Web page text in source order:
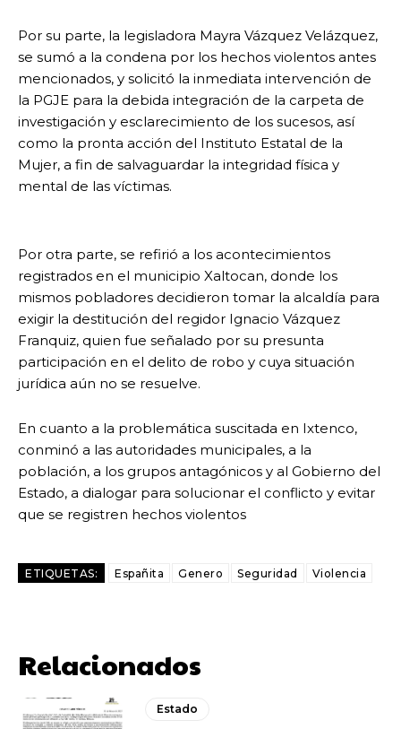
Por su parte, la legisladora Mayra Vázquez Velázquez,
se sumó a la condena por los hechos violentos antes
mencionados, y solicitó la inmediata intervención de
la PGJE para la debida integración de la carpeta de
investigación y esclarecimiento de los sucesos, así
como la pronta acción del Instituto Estatal de la
Mujer, a fin de salvaguardar la integridad física y
mental de las víctimas.
Por otra parte, se refirió a los acontecimientos
registrados en el municipio Xaltocan, donde los
mismos pobladores decidieron tomar la alcaldía para
exigir la destitución del regidor Ignacio Vázquez
Franquiz, quien fue señalado por su presunta
participación en el delito de robo y cuya situación
jurídica aún no se resuelve.
En cuanto a la problemática suscitada en Ixtenco,
conminó a las autoridades municipales, a la
población, a los grupos antagónicos y al Gobierno del
Estado, a dialogar para solucionar el conflicto y evitar
que se registren hechos violentos
ETIQUETAS: Españita Genero Seguridad Violencia
Relacionados
Estado